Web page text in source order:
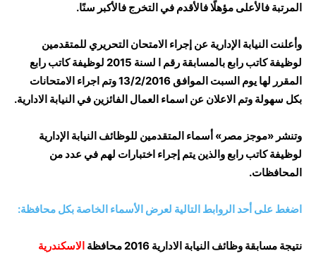
المرتبة فالأعلى مؤهلًا فالأقدم في التخرج فالأكبر سنًا.
وأعلنت النيابة الإدارية عن إجراء الامتحان التحريري للمتقدمين
لوظيفة كاتب رابع بالمسابقة رقم ا لسنة 2015 لوظيفة كاتب رابع
المقرر لها يوم السبت الموافق 13/2/2016 وتم اجراء الامتحانات
بكل سهولة وتم الاعلان عن اسماء العمال الفائزين في النيابة الادارية.
وتنشر «موجز مصر» أسماء المتقدمين للوظائف النيابة الإدارية
لوظيفة كاتب رابع والذين يتم إجراء اختبارات لهم في عدد من
المحافظات.
اضغط على أحد الروابط التالية لعرض الأسماء الخاصة بكل محافظة:
نتيجة مسابقة وظائف النيابة الادارية 2016 محافظة الاسكندرية